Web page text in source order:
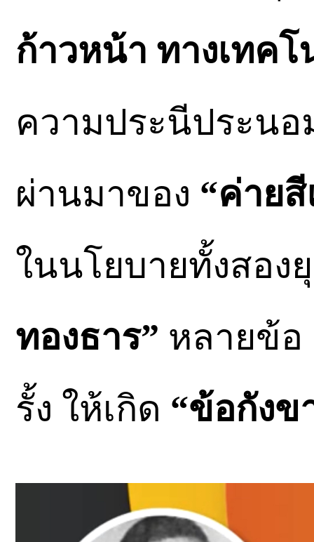
ก้าวหน้า ทางเทคโ
ความประนีประนอ
ผ่านมาของ “ค่าย
ในนโยบายทั้งสอง
ทองธาร” หลายข้อ
รั้ง ให้เกิด “ข้อกังข